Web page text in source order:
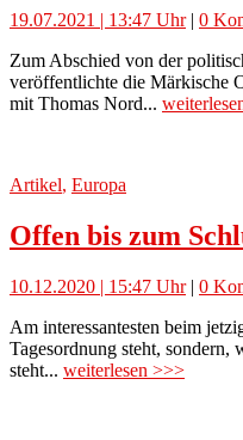
19.07.2021 | 13:47 Uhr| 0
Zum Abschied von der
veröffentlichte die Märkische
mit Thomas Nord...
Artikel, Europa
Offen bis zum
10.12.2020 | 15:47 Uhr| 0
Am interessantesten beim
Tagesordnung steht, sondern,
steht... weiterlesen >>>